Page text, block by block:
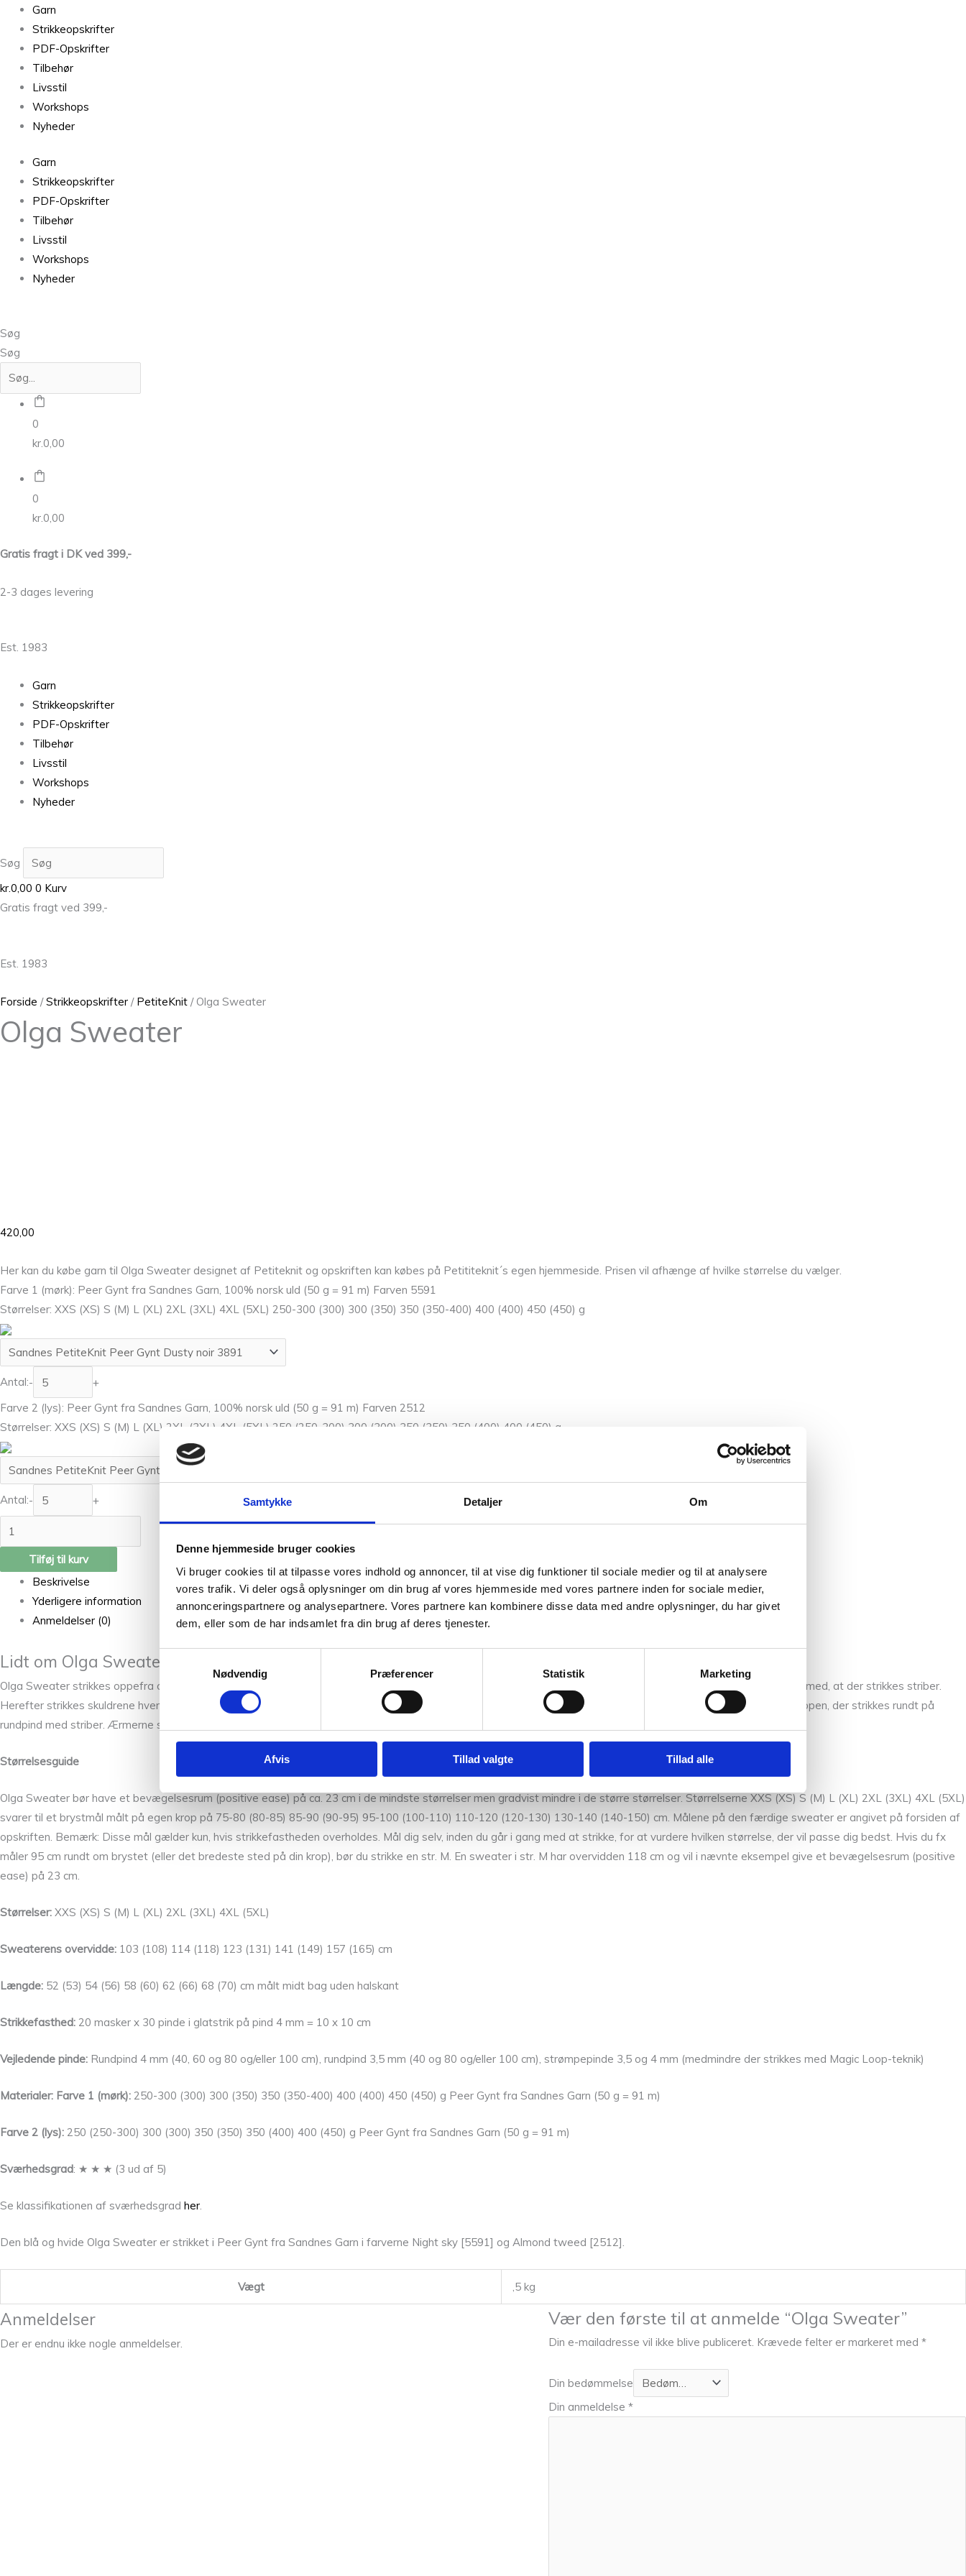
Samtykke Detaljer Om
Denne hjemmeside bruger cookies
Vi bruger cookies til at tilpasse vores indhold og annoncer, til at vise dig funktioner til sociale medier og til at analysere
vores trafik. Vi deler også oplysninger om din brug af vores hjemmeside med vores partnere inden for sociale medier,
annonceringspartnere og analysepartnere. Vores partnere kan kombinere disse data med andre oplysninger, du har givet
dem, eller som de har indsamlet fra din brug af deres tjenester.
Nødvendig
Præferencer Statistik Marketing
Afvis Tillad valgte Tillad alle
Garn
Strikkeopskrifter
PDF-Opskrifter
Tilbehør
Livsstil
Workshops
Nyheder
Garn
Strikkeopskrifter
PDF-Opskrifter
Tilbehør
Livsstil
Workshops
Nyheder
Søg
Søg
0
kr.0,00
0
kr.0,00
Gratis fragt i DK ved 399,-
2-3 dages levering
Est. 1983
Garn
Strikkeopskrifter
PDF-Opskrifter
Tilbehør
Livsstil
Workshops
Nyheder
Søg
kr.0,00 0 Kurv
Gratis fragt ved 399,-
Est. 1983
Forside /Strikkeopskrifter / PetiteKnit / Olga Sweater
Olga Sweater
420,00
Her kan du købe garn til Olga Sweater designet af Petiteknit og opskriften kan købes på Petititeknit´s egen hjemmeside. Prisen vil afhænge af hvilke størrelse du vælger.
Farve 1 (mørk): Peer Gynt fra Sandnes Garn, 100% norsk uld (50 g = 91 m) Farven 5591
Størrelser: XXS (XS) S (M) L (XL) 2XL (3XL) 4XL (5XL) 250-300 (300) 300 (350) 350 (350-400) 400 (400) 450 (450) g
Antal:-
+
Farve 2 (lys): Peer Gynt fra Sandnes Garn, 100% norsk uld (50 g = 91 m) Farven 2512
Størrelser: XXS (XS) S (M) L (XL) 2XL (3XL) 4XL (5XL) 250 (250-300) 300 (300) 350 (350) 350 (400) 400 (450) g
Antal:- +
Olga
Sweater
antal
Tilføj til kurv
Beskrivelse
Yderligere information
Anmeldelser (0)
Lidt om Olga Sweater designet af Petiteknit
Olga Sweater strikkes oppefra og ned i striber. Først strikkes øverste del af ryggen frem og tilbage, idet hældning af skuldrene formes med vendepinde, samtidig med, at der strikkes striber.
Herefter strikkes skuldrene hver for sig frem og tilbage på rundpind. Disse samles fortil for at danne forstykke. Forstykke og ryg samles herefter for at danne kroppen, der strikkes rundt på
rundpind med striber. Ærmerne strikkes ud fra opsamlede m langs ærmeåbningen. Halsens ombukkede halskant strikkes til sidst ud fra opsamlede masker.
Størrelsesguide
Olga Sweater bør have et bevægelsesrum (positive ease) på ca. 23 cm i de mindste størrelser men gradvist mindre i de større størrelser. Størrelserne XXS (XS) S (M) L (XL) 2XL (3XL) 4XL (5XL)
svarer til et brystmål målt på egen krop på 75-80 (80-85) 85-90 (90-95) 95-100 (100-110) 110-120 (120-130) 130-140 (140-150) cm. Målene på den færdige sweater er angivet på forsiden af
opskriften. Bemærk: Disse mål gælder kun, hvis strikkefastheden overholdes. Mål dig selv, inden du går i gang med at strikke, for at vurdere hvilken størrelse, der vil passe dig bedst. Hvis du fx
måler 95 cm rundt om brystet (eller det bredeste sted på din krop), bør du strikke en str. M. En sweater i str. M har overvidden 118 cm og vil i nævnte eksempel give et bevægelsesrum (positive
ease) på 23 cm.
Størrelser: XXS (XS) S (M) L (XL) 2XL (3XL) 4XL (5XL)
Sweaterens overvidde: 103 (108) 114 (118) 123 (131) 141 (149) 157 (165) cm
Længde: 52 (53) 54 (56) 58 (60) 62 (66) 68 (70) cm målt midt bag uden halskant
Strikkefasthed: 20 masker x 30 pinde i glatstrik på pind 4 mm = 10 x 10 cm
Vejledende pinde: Rundpind 4 mm (40, 60 og 80 og/eller 100 cm), rundpind 3,5 mm (40 og 80 og/eller 100 cm), strømpepinde 3,5 og 4 mm (medmindre der strikkes med Magic Loop-teknik)
Materialer: Farve 1 (mørk): 250-300 (300) 300 (350) 350 (350-400) 400 (400) 450 (450) g Peer Gynt fra Sandnes Garn (50 g = 91 m)
Farve 2 (lys): 250 (250-300) 300 (300) 350 (350) 350 (400) 400 (450) g Peer Gynt fra Sandnes Garn (50 g = 91 m)
Sværhedsgrad: ★ ★ ★ (3 ud af 5)
Se klassifikationen af sværhedsgrad her.
Den blå og hvide Olga Sweater er strikket i Peer Gynt fra Sandnes Garn i farverne Night sky [5591] og Almond tweed [2512].
Vægt ,5 kg
Anmeldelser
Der er endnu ikke nogle anmeldelser.
Vær den første til at anmelde “Olga Sweater”
Din e-mailadresse vil ikke blive publiceret. Krævede felter er markeret med *
Din bedømmelse
Din anmeldelse *